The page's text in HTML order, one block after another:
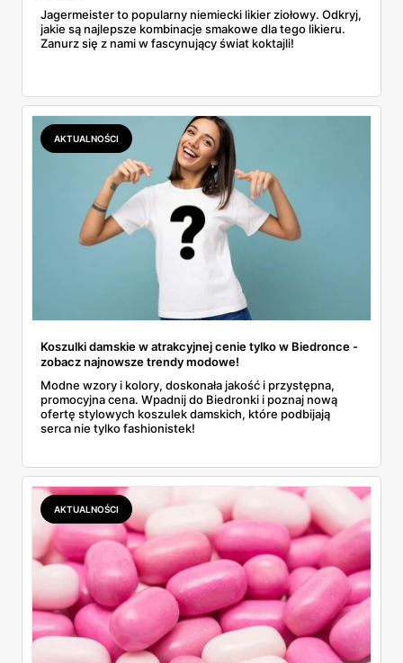
Jagermeister to popularny niemiecki likier ziołowy. Odkryj,
jakie są najlepsze kombinacje smakowe dla tego likieru.
Zanurz się z nami w fascynujący świat koktajli!
AKTUALNOŚCI
Koszulki damskie w atrakcyjnej cenie tylko w Biedronce -
zobacz najnowsze trendy modowe!
Modne wzory i kolory, doskonała jakość i przystępna,
promocyjna cena. Wpadnij do Biedronki i poznaj nową
ofertę stylowych koszulek damskich, które podbijają
serca nie tylko fashionistek!
AKTUALNOŚCI